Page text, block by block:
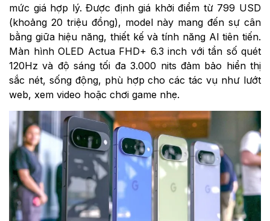
mức giá hợp lý. Được định giá khởi điểm từ 799 USD
(khoảng 20 triệu đồng), model này mang đến sự cân
bằng giữa hiệu năng, thiết kế và tính năng AI tiên tiến.
Màn hình OLED Actua FHD+ 6.3 inch với tần số quét
120Hz và độ sáng tối đa 3.000 nits đảm bảo hiển thị
sắc nét, sống động, phù hợp cho các tác vụ như lướt
web, xem video hoặc chơi game nhẹ.